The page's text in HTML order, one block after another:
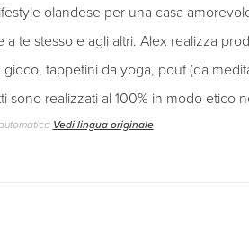
olandese per una casa
te stesso e agli altri. Alex realizza
tappetini da yoga, pouf (da
sono realizzati al 100% in modo etico
Vedi lingua originale